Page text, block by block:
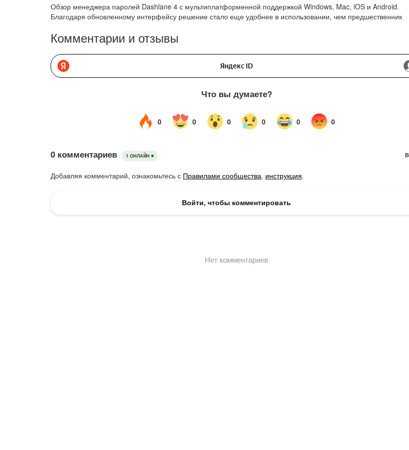
Обзор менеджера паролей Dashlane 4 с мультиплатформенной поддержкой Windows, Mac, iOS и Android.
Благодаря обновленному интерфейсу решение стало еще удобнее в использовании, чем предшественник
Комментарии и отзывы